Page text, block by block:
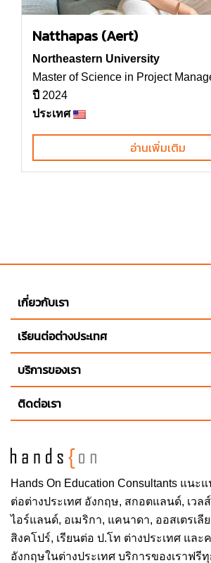
Natthapas (Aert)
Northeastern University
Master of Science in Project
ปี 2024
ประเทศ
อ่านเพิ่มเติม
Hands On Education Consultants แนะ
ต่อต่างประเทศ อังกฤษ, สกอตแลนด์, เวล
ไอร์แลนด์, อเมริกา, แคนาดา, ออสเตรเลี
สิงคโปร์, เรียนต่อ ป.โท ต่างประเทศ และ
อังกฤษในต่างประเทศ บริการของเราฟรี
เกี่ยวกับเรา
เรียนต่อต่างประเทศ
บริการของเรา
ติดต่อเรา